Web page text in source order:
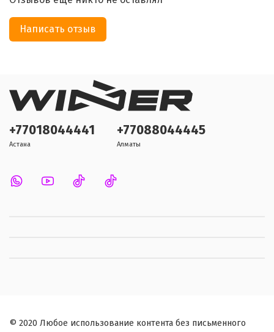
Написать отзыв
+77018044441
Астана
+77088044445
Алматы
© 2020 Любое использование контента без письменного